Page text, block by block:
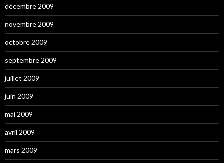
décembre 2009
novembre 2009
octobre 2009
septembre 2009
juillet 2009
juin 2009
mai 2009
avril 2009
mars 2009